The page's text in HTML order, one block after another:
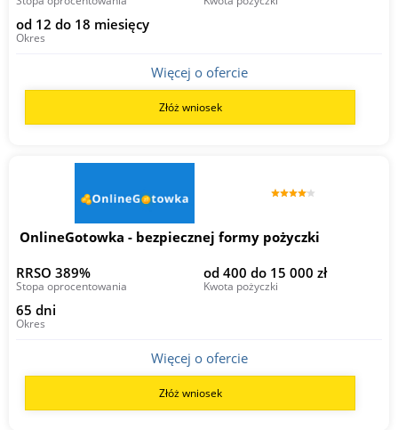
od 12 do 18 miesięcy
Okres
Więcej o ofercie
Złóż wniosek
OnlineGotowka - bezpiecznej formy pożyczki
RRSO 389%
Stopa oprocentowania
od 400 do 15 000 zł
Kwota pożyczki
65 dni
Okres
Więcej o ofercie
Złóż wniosek